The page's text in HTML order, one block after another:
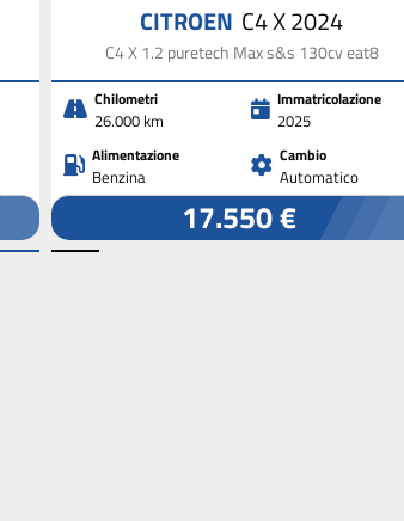
CITROEN C4 X 2024
C4 X 1.2 puretech Max s&s 130cv eat8
Chilometri
26.000 km
Immatricolazione
2025
Alimentazione
Benzina
Cambio
Automatico
17.550 €